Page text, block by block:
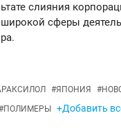
слияния
сферы
#ЯПОНИЯ #
ПОЛИМЕРЫ +Добавить